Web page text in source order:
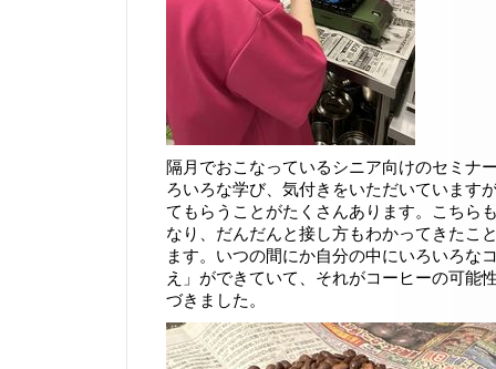
隔月でおこなっているシニア向けのセミナ
ろいろな学び、気付きをいただいています
てもらうことがたくさんあります。こちら
なり、だんだんと接し方もわかってきたこ
ます。いつの間にか自分の中にいろいろな
え」ができていて、それがコーヒーの可能
づきました。